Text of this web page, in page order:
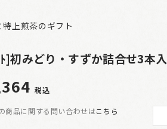
特上煎茶のギフト
]初みどり・すずか詰合せ3本入
税込
商品に関する問い合わせはこちら